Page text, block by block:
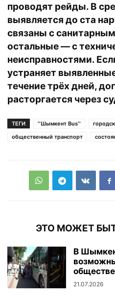
проводят рейды. В
выявляется до ста
связаны с
остальные — с
неисправностями.
устраняет
течение трёх дней,
расторгается через
ТЕГИ ′′Шымкент Bus′′
общественный транспорт
ЭТО МОЖЕТ
В
21.07.2026